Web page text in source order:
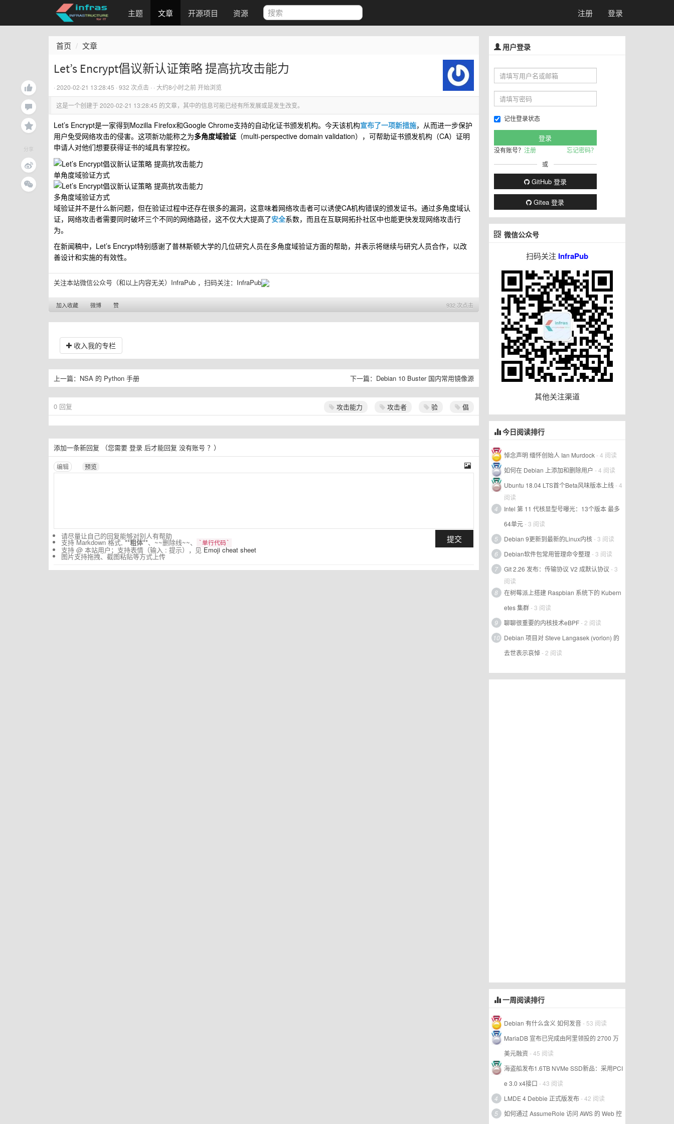
主题 文章 开源项目 资源 注册 登录
首页 文章
Let’s Encrypt倡议新认证策略 提高抗攻击能力
· 2020-02-21 13:28:45 · 932 次点击 · · 大约8小时之前开始浏览
这是一个创建于2020-02-21 13:28:45 的文章，其中的信息可能已经有所发展或是发生改变。
Let’s Encrypt是一家得到Mozilla Firefox和Google Chrome支持的自动化证书颁发机构。今天该机构宣布了一项新措施，从而进一步保护
用户免受网络攻击的侵害。这项新功能称之为多角度域验证 （multi-perspective domain validation），可帮助证书颁发机构（CA）证明
申请人对他们想要获得证书的域具有掌控权。
单角度域验证方式
多角度域验证方式
域验证并不是什么新问题，但在验证过程中还存在很多的漏洞，这意味着网络攻击者可以诱使CA机构错误的颁发证书。通过多角度域认
证，网络攻击者需要同时破坏三个不同的网络路径，这不仅大大提高了安全系数，而且在互联网拓扑社区中也能更快发现网络攻击行
为。
在新闻稿中，Let’s Encrypt特别感谢了普林斯顿大学的几位研究人员在多角度域验证方面的帮助，并表示将继续与研究人员合作，以改
善设计和实施的有效性。
关注本站微信公众号（和以上内容无关）InfraPub ，扫码关注： InfraPub
932 次点击
加入收藏 微博 赞
收入我的专栏
上一篇： NSA 的 Python 手册 下一篇： Debian 10 Buster 国内常用镜像源
攻击能力 攻击者 验 倡
0 回复
添加一条新回复 （您需要 登录 后才能回复 没有账号 ？）
编辑 预览
请尽量让自己的回复能够对别人有帮助
支持 Markdown 格式,**粗体**、~~删除线~~、 `单行代码`
支持 @ 本站用户；支持表情（输入 : 提示），见 Emoji cheat sheet
图片支持拖拽、截图粘贴等方式上传
提交
用户登录
记住登录状态
没有账号？ 注册
忘记密码？
或
GitHub 登录
Gitea 登录
微信公众号
扫码关注 InfraPub
其他关注渠道
今日阅读排行
悼念声明 缅怀创始人 Ian Murdock- 4 阅读
如何在 Debian 上添加和删除用户 - 4 阅读
Ubuntu 18.04 LTS首个Beta风味版本上线 - 4
阅读
4
Intel 第 11 代核显型号曝光：13个版本 最多
64单元- 3 阅读
5
Debian 9更新到最新的Linux内核- 3 阅读
6
Debian软件包常用管理命令整理- 3 阅读
7
Git 2.26 发布：传输协议 V2 成默认协议 - 3
阅读
8
在树莓派上搭建 Raspbian 系统下的 Kubern
etes 集群- 3 阅读
9
聊聊很重要的内核技术eBPF- 2 阅读
10 Debian 项目对 Steve Langasek (vorlon) 的
去世表示哀悼- 2 阅读
一周阅读排行
Debian 有什么含义 如何发音- 53 阅读
MariaDB 宣布已完成由阿里领投的 2700 万
美元融资 - 45 阅读
海盗船发布1.6TB NVMe SSD新品：采用PCI
e 3.0 x4接口 - 43 阅读
4
LMDE 4 Debbie 正式版发布- 42 阅读
5
如何通过 AssumeRole 访问 AWS 的 Web 控